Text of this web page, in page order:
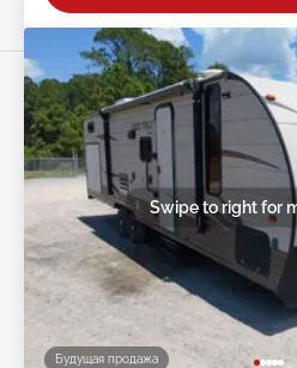
Будущая продажа
Swipe to right for